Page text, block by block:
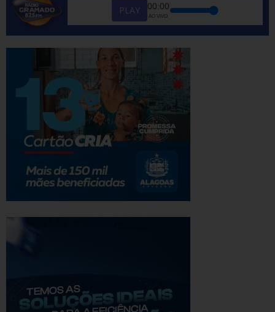
PLAY 00:00
AO VIVO